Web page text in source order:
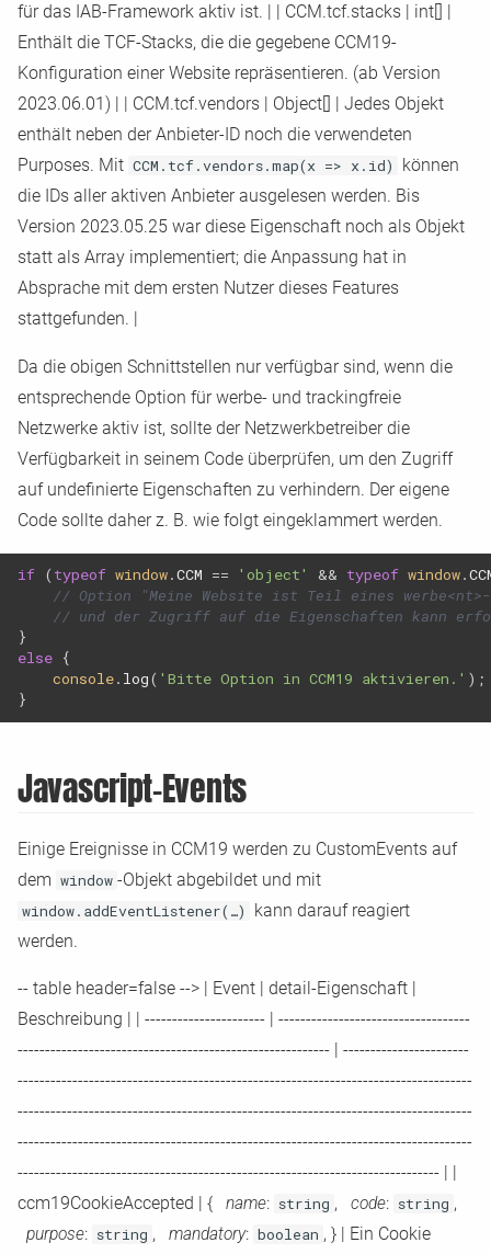
für das IAB-Framework aktiv ist. CCM.tcf.stacks int[]
Enthält die TCF-Stacks, die die gegebene CCM19-
Konfiguration einer Website repräsentieren. (ab Version
2023.06.01)
CCM.tcf.vendors Object[]
Jedes Objekt
enthält neben der Anbieter- ID noch die verwendeten
Purposes. Mit CCM.tcf.vendors.map(x => x.id)
können
die IDs aller aktiven Anbieter ausgelesen werden. Bis
Version 2023.05.25 war diese Eigenschaft noch als Objekt
statt als Array implementiert; die Anpassung hat in
Absprache mit dem ersten Nutzer dieses Features
stattgefunden.
Da die obigen Schnittstellen nur verfügbar sind, wenn die
entsprechende Option für werbe- und trackingfreie
Netzwerke aktiv ist, sollte der Netzwerkbetreiber die
Verfügbarkeit in seinem Code überprüfen, um den Zugriff
auf undefinierte Eigenschaften zu verhindern. Der eigene
Code sollte daher z. B. wie folgt eingeklammert werden.
if ( typeof window.CCM == 'object' && typeof window.
// Option "Meine Website ist Teil eines
// und der Zugriff auf die Eigenschaften kann
}
else {
console. log( 'Bitte Option in CCM19 aktivieren.' );
}
Javascript-Events
Einige Ereignisse in CCM19 werden zu CustomEvents auf
dem window -Objekt abgebildet und mit
window.addEventListener(…)
kann darauf reagiert
werden.
-- table header=false --> Event detail -Eigenschaft
Beschreibung
---------------------- -----------------------------------
--------------------------------------------------------- -----------------------
-----------------------------------------------------------------------------------
-----------------------------------------------------------------------------------
-----------------------------------------------------------------------------------
-----------------------------------------------------------------------------
ccm19CookieAccepted
{ name: string , code: string ,
purpose: string , mandatory: boolean , }
Ein Cookie